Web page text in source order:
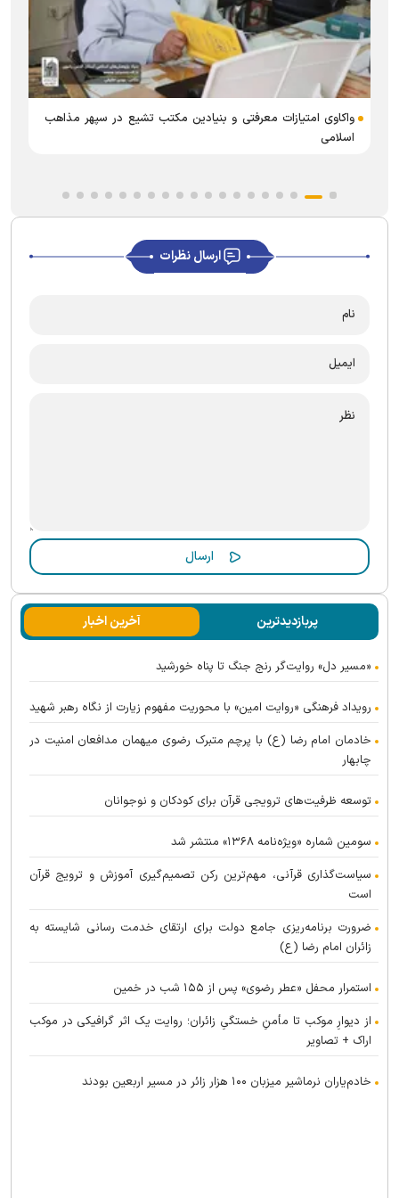
واکاوی امتیازات معرفتی و بنیادین مکتب تشیع در سپهر مذاهب
اسلامی
ارسال نظرات
پربازدیدترین آخرین اخبار
«مسیر دل» روایت‌گر رنج جنگ تا پناه خورشید
رویداد فرهنگی «روایت امین» با محوریت مفهوم زیارت از نگاه رهبر شهید
خادمان امام رضا (ع) با پرچم متبرک رضوی میهمان مدافعان امنیت در
چابهار
توسعه ظرفیت‌های ترویجی قرآن برای کودکان و نوجوانان
سومین شماره «ویژه‌نامه ۱۳۶۸» منتشر شد
سیاست‌گذاری قرآنی، مهم‌ترین رکن تصمیم‌گیری آموزش و ترویج قرآن
است
ضرورت برنامه‌ریزی جامع دولت برای ارتقای خدمت رسانی شایسته به
زائران امام رضا (ع)
استمرار محفل «عطر رضوی» پس از ۱۵۵ شب در خمین
از دیوارِ موکب تا مأمنِ خستگیِ زائران؛ روایت یک اثر گرافیکی در موکب
اراک + تصاویر
خادم‌یاران نرماشیر میزبان ۱۰۰ هزار زائر در مسیر اربعین بودند